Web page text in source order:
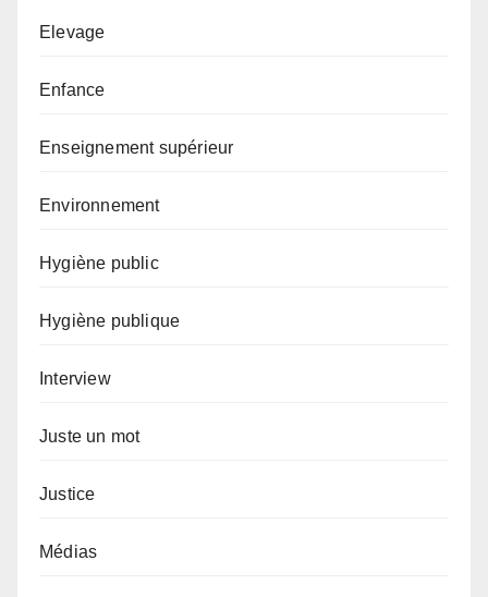
Elevage
Enfance
Enseignement supérieur
Environnement
Hygiène public
Hygiène publique
Interview
Juste un mot
Justice
Médias